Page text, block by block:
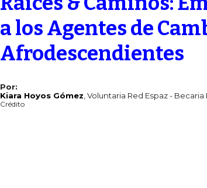
a los Agentes de
Afrodescendientes
Por:
Kiara Hoyos Gómez ,Voluntaria Red Espaz -
Crédito